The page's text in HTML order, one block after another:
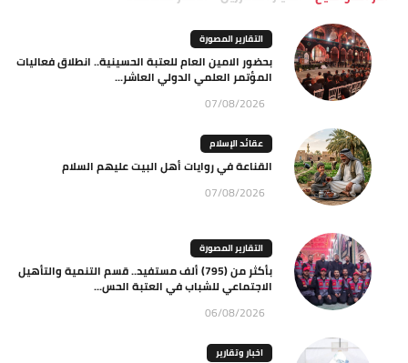
التقارير المصورة
بحضور الامين العام للعتبة الحسينية.. انطلاق فعاليات
المؤتمر العلمي الدولي العاشر...
07/08/2026
عقائد الإسلام
القناعة في روايات أهل البيت عليهم السلام
07/08/2026
التقارير المصورة
بأكثر من (795) ألف مستفيد.. قسم التنمية والتأهيل
الاجتماعي للشباب في العتبة الحس...
06/08/2026
اخبار وتقارير